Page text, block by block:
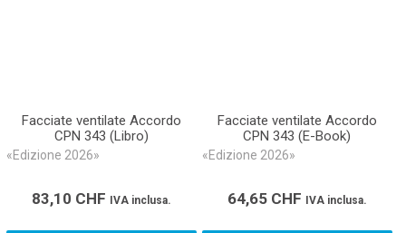
Facciate ventilate Accordo
CPN 343 (Libro)
«Edizione 2026»
83,10 CHF IVA inclusa.
Facciate ventilate Accordo
CPN 343 (E-Book)
«Edizione 2026»
64,65 CHF IVA inclusa.